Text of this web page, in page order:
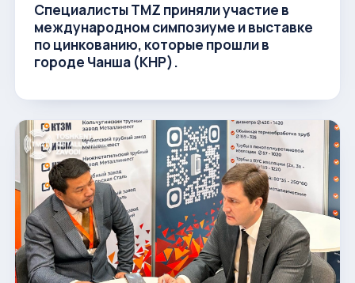
Специалисты ТМZ приняли участие в
международном симпозиуме и выставке
по цинкованию, которые прошли в
городе Чанша (КНР).